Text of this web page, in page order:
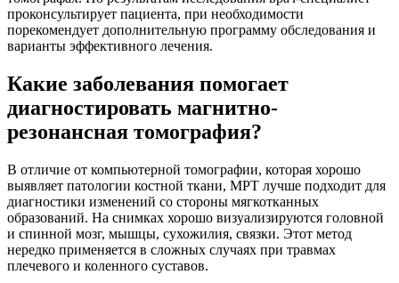
проконсультирует пациента, при необходимости
порекомендует дополнительную программу обследования и
варианты эффективного лечения.
Какие заболевания помогает
диагностировать магнитно-
резонансная томография?
В отличие от компьютерной томографии, которая хорошо
выявляет патологии костной ткани, МРТ лучше подходит для
диагностики изменений со стороны мягкотканных
образований. На снимках хорошо визуализируются головной
и спинной мозг, мышцы, сухожилия, связки. Этот метод
нередко применяется в сложных случаях при травмах
плечевого и коленного суставов.